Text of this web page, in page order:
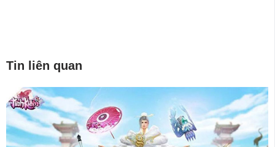
Tin liên quan